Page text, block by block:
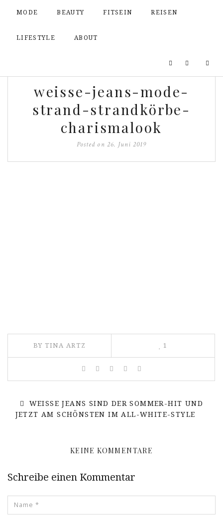
MODE BEAUTY FITSEIN REISEN
LIFESTYLE ABOUT
weisse-jeans-mode-
strand-strandkörbe-
charismalook
Posted on 26. Juni 2019
BY TINA ARTZ 1
WEISSE JEANS SIND DER SOMMER-HIT UND
JETZT AM SCHÖNSTEN IM ALL-WHITE-STYLE
KEINE KOMMENTARE
Schreibe einen Kommentar